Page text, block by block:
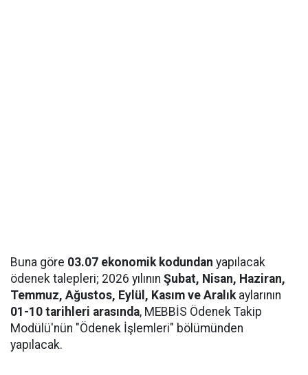
Buna göre 03.07 ekonomik kodundan yapılacak
ödenek talepleri; 2026 yılının Şubat, Nisan, Haziran,
Temmuz, Ağustos, Eylül, Kasım ve Aralık aylarının
01-10 tarihleri arasında, MEBBİS Ödenek Takip
Modülü'nün "Ödenek İşlemleri" bölümünden
yapılacak.